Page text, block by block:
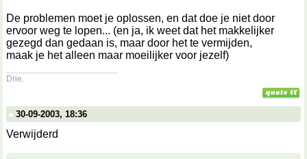
De problemen moet je oplossen, en dat doe je niet door
ervoor weg te lopen... (en ja, ik weet dat het makkelijker
gezegd dan gedaan is, maar door het te vermijden,
maak je het alleen maar moeilijker voor jezelf)
Drie.
30-09-2003, 18:36
Verwijderd